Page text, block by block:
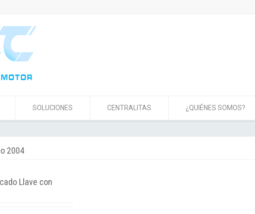
SOLUCIONES CENTRALITAS ¿QUIÉNES SOMOS?
2004
Llave con